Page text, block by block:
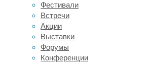
Фестивали
Встречи
Акции
Выставки
Форумы
Конференции
тысяч
жителей.
Потом
их
стало
еще